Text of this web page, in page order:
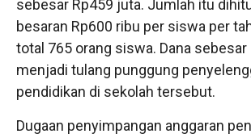
sebesar Rp459 juta. Jumlah itu
besaran Rp600 ribu per siswa per
total 765 orang siswa. Dana
menjadi tulang punggung
pendidikan di sekolah tersebut.
Dugaan penyimpangan anggaran